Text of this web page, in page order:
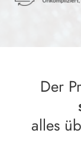
Der
alles